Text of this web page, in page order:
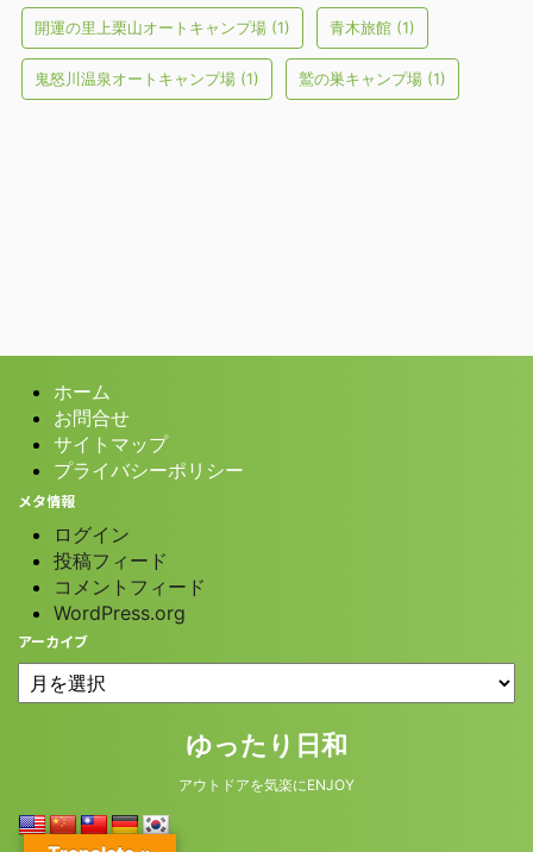
開運の里上栗山オートキャンプ場 (1) 青木旅館 (1)
鬼怒川温泉オートキャンプ場 (1) 鷲の巣キャンプ場 (1)
ホーム
お問合せ
サイトマップ
プライバシーポリシー
メタ情報
ログイン
投稿フィード
コメントフィード
WordPress.org
アーカイブ
ゆったり日和
アウトドアを気楽にENJOY
© 2026 ゆったり日和